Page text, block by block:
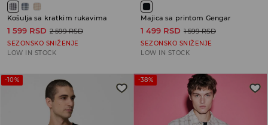
Košulja sa kratkim rukavima
1 599 RSD 2 599 RSD
SEZONSKO SNIŽENJE
LOW IN STOCK
Majica sa printom Gengar
1 499 RSD 1 599 RSD
SEZONSKO SNIŽENJE
LOW IN STOCK
-10% -38%